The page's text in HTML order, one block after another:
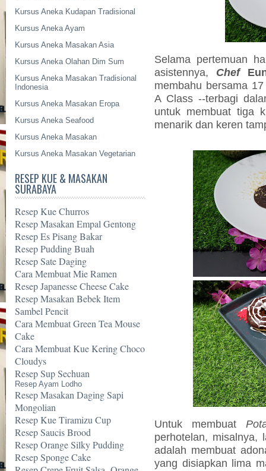
Kursus Aneka Kudapan Tradisional
Kursus Aneka Ayam
Kursus Aneka Masakan Asia
Kursus Aneka Olahan Dim Sum
Kursus Aneka Masakan Tradisional
Indonesia
Kursus Aneka Masakan Eropa
Kursus Aneka Seafood
Kursus Aneka Masakan
Kursus Aneka Masakan Vegetarian
RESEP KUE & MASAKAN
SURABAYA
Resep Kue Churros
Resep Masakan Empal Gentong
Resep Es Pisang Bakar
Resep Pudding Buah
Resep Sate Daging
Cara Membuat Mie Ramen
Resep Japanesse Cheese Cake
Resep Masakan Bebek Item
Sambel Pencit
Cara Membuat Green Tea Mouse
Cake
Cara Membuat Kue Kering Choco
Cloudys
Resep Sup Sechuan
Resep Ayam Lodho
Resep Masakan Daging Sapi
Mongolian
Resep Kue Tiramizu Cup
Resep Saucis Brood
Resep Orange Silky Pudding
Resep Sponge Cake
Selama pertemuan
asistennya, Chef
membahu bersama
A Class --terbagi
untuk membuat tiga
menarik dan keren
Untuk membuat
perhotelan, misalnya,
adalah membuat
yang disiapkan lima